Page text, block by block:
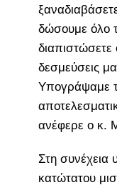
δώσουμε όλο
διαπιστώσετε
δεσμεύσεις
Υπογράψαμε
ανέφερε ο κ.
Στη συνέχεια
κατώτατου